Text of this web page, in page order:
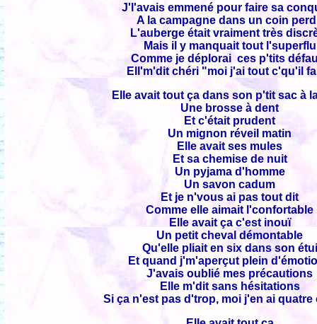
J'l'avais emmené pour faire sa
A la campagne dans un coin
L'auberge était vraiment très
Mais il y manquait tout l'superflu
Comme je déplorai ces p'tits
Ell'm'dit chéri "moi j'ai tout c'qu'il
Elle avait tout ça dans son p'tit sac à
Une brosse à dent
Et c'était prudent
Un mignon réveil matin
Elle avait ses mules
Et sa chemise de nuit
Un pyjama d'homme
Un savon cadum
Et je n'vous ai pas tout dit
Comme elle aimait l'confortable
Elle avait ça c'est inouï
Un petit cheval démontable
Qu'elle pliait en six dans son étui
Et quand j'm'aperçut plein
J'avais oublié mes précautions
Elle m'dit sans hésitations
Si ça n'est pas d'trop, moi j'en ai quatre